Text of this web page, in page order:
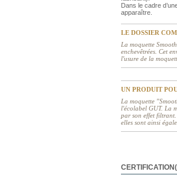
Dans le cadre
apparaître.
LE DOSSIER
La moquette
enchevêtrées. Cet
l'usure de la
UN PRODUIT
La moquette
l'écolabel GUT. La
par son effet filtrant.
elles sont ainsi